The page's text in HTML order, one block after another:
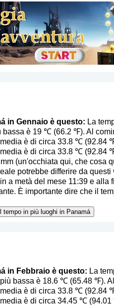
in Gennaio è questo: La
è 19 ℃ (66.2 ℉). Al
è di circa 33.8 ℃ (92.84
è di circa 33.8 ℃ (92.84
(un'occhiata qui, che cosa
potrebbe differire da
a metà del mese 11:39 e
È importante dire che il
in più luoghi in Panamá
in Febbraio è questo: La
bassa è 18.6 ℃ (65.48 ℉).
è di circa 33.8 ℃ (92.84
è di circa 34.45 ℃